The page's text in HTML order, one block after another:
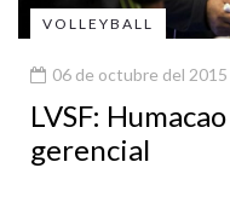
VOLLEYBALL
06 de octubre del 2015
LVSF:
gerencial